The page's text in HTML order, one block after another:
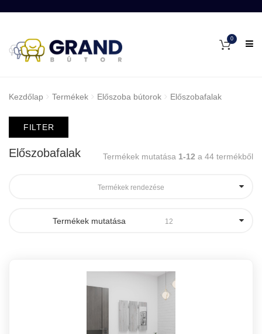
0
Kezdőlap Termékek Előszoba bútorok Előszobafalak
FILTER
Előszobafalak Termékek mutatása 1-12 a 44 termékből
Termékek rendezése
Termékek mutatása 12